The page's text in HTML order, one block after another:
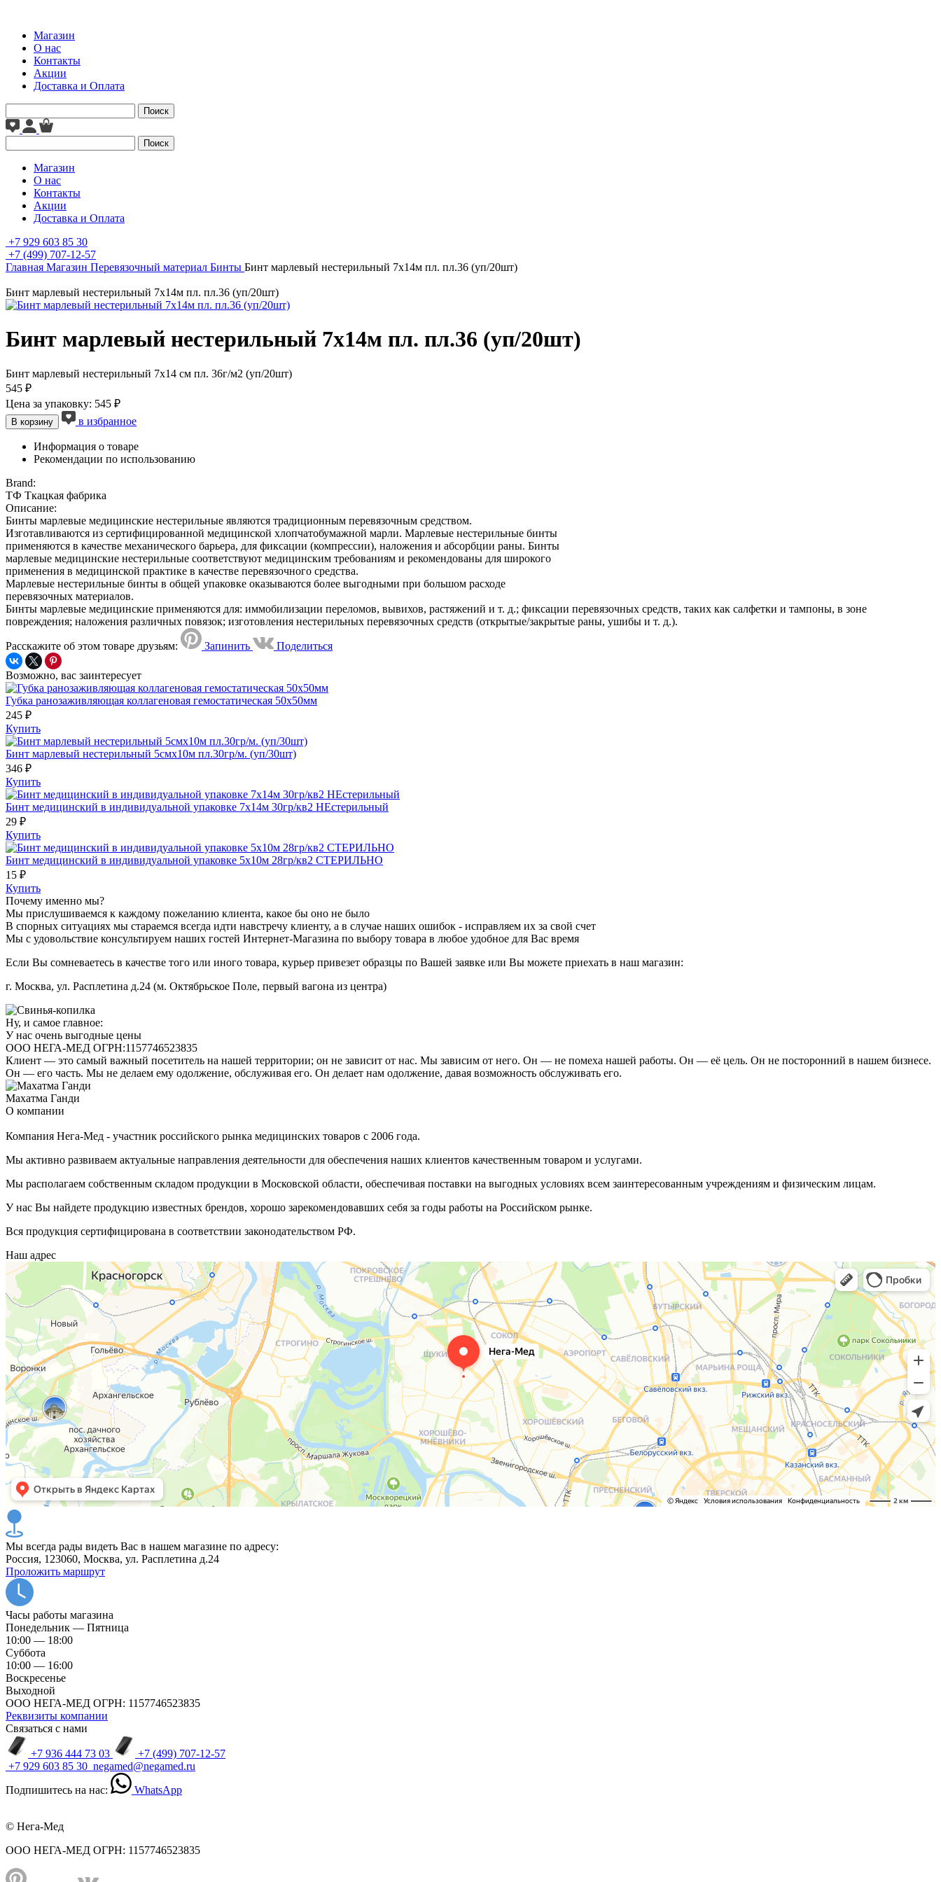
Магазин
О нас
Контакты
Акции
Доставка и Оплата
Поиск
Поиск
Магазин
О нас
Контакты
Акции
Доставка и Оплата
+7 929 603 85 30
+7 (499) 707-12-57
Главная Магазин Перевязочный материал Бинты Бинт марлевый нестерильный 7х14м пл. пл.36 (уп/20шт)
Бинт марлевый нестерильный 7х14м пл. пл.36 (уп/20шт)
Бинт марлевый нестерильный 7х14м пл. пл.36 (уп/20шт)
Бинт марлевый нестерильный 7х14 см пл. 36г/м2 (уп/20шт)
545 ₽
Цена за упаковку: 545 ₽
В корзину в избранное
Информация о товаре
Рекомендации по использованию
Brand:
ТФ Ткацкая фабрика
Описание:
Бинты марлевые медицинские нестерильные являются традиционным перевязочным средством.
Изготавливаются из сертифицированной медицинской хлопчатобумажной марли. Марлевые нестерильные бинты
применяются в качестве механического барьера, для фиксации (компрессии), наложения и абсорбции раны. Бинты
марлевые медицинские нестерильные соответствуют медицинским требованиям и рекомендованы для широкого
применения в медицинской практике в качестве перевязочного средства.
Марлевые нестерильные бинты в общей упаковке оказываются более выгодными при большом расходе
перевязочных материалов.
Бинты марлевые медицинские применяются для: иммобилизации переломов, вывихов, растяжений и т. д.; фиксации перевязочных средств, таких как салфетки и тампоны, в зоне
повреждения; наложения различных повязок; изготовления нестерильных перевязочных средств (открытые/закрытые раны, ушибы и т. д.).
Расскажите об этом товаре друзьям: Запинить Поделиться
Возможно, вас заинтересует
Губка ранозаживляющая коллагеновая гемостатическая 50х50мм
245 ₽
Купить
Бинт марлевый нестерильный 5смх10м пл.30гр/м. (уп/30шт)
346 ₽
Купить
Бинт медицинский в индивидуальной упаковке 7х14м 30гр/кв2 НЕстерильный
29 ₽
Купить
Бинт медицинский в индивидуальной упаковке 5х10м 28гр/кв2 СТЕРИЛЬНО
15 ₽
Купить
Почему именно мы?
Мы прислушиваемся к каждому пожеланию клиента, какое бы оно не было
В спорных ситуациях мы стараемся всегда идти навстречу клиенту, а в случае наших ошибок - исправляем их за свой счет
Мы с удовольствие консультируем наших гостей Интернет-Магазина по выбору товара в любое удобное для Вас время
Если Вы сомневаетесь в качестве того или иного товара, курьер привезет образцы по Вашей заявке или Вы можете приехать в наш магазин:
г. Москва, ул. Расплетина д.24 (м. Октябрьское Поле, первый вагона из центра)
Ну, и самое главное:
У нас очень выгодные цены
ООО НЕГА-МЕД ОГРН:1157746523835
Клиент — это самый важный посетитель на нашей территории; он не зависит от нас. Мы зависим от него. Он — не помеха нашей работы. Он — её цель. Он не посторонний в нашем бизнесе.
Он — его часть. Мы не делаем ему одолжение, обслуживая его. Он делает нам одолжение, давая возможность обслуживать его.
Махатма Ганди
О компании
Компания Нега-Мед - участник российского рынка медицинских товаров с 2006 года.
Мы активно развиваем актуальные направления деятельности для обеспечения наших клиентов качественным товаром и услугами.
Мы располагаем собственным складом продукции в Московской области, обеспечивая поставки на выгодных условиях всем заинтересованным учреждениям и физическим лицам.
У нас Вы найдете продукцию известных брендов, хорошо зарекомендовавших себя за годы работы на Российском рынке.
Вся продукция сертифицирована в соответствии законодательством РФ.
Наш адрес
Мы всегда рады видеть Вас в нашем магазине по адресу:
Россия, 123060, Москва, ул. Расплетина д.24
Проложить маршрут
Часы работы магазина
Понедельник — Пятница
10:00 — 18:00
Суббота
10:00 — 16:00
Воскресенье
Выходной
ООО НЕГА-МЕД ОГРН: 1157746523835
Реквизиты компании
Связаться с нами
+7 936 444 73 03
+7 (499) 707-12-57
+7 929 603 85 30 negamed@negamed.ru
Подпишитесь на нас:
WhatsApp
© Нега-Мед
ООО НЕГА-МЕД ОГРН: 1157746523835